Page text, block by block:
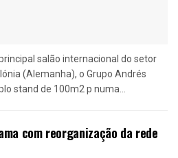
salão internacional do setor
(Alemanha), o Grupo Andrés
stand de 100m2 p numa...
com reorganização da rede